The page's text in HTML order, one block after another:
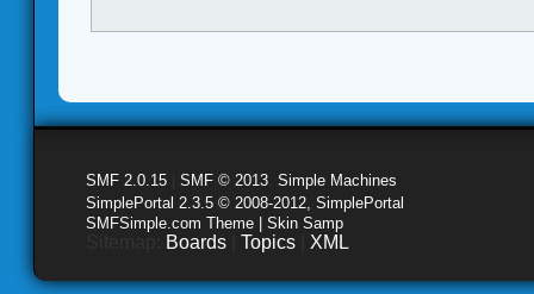
SMF 2.0.15 SMF © 2013 Simple Machines
SimplePortal 2.3.5 © 2008-2012, SimplePortal
SMFSimple.com Theme | Skin Samp
Boards Topics XML